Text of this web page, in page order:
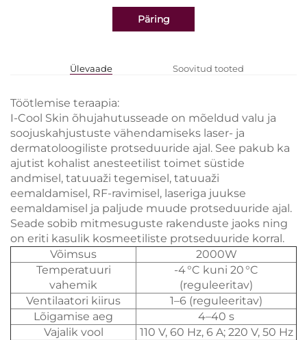
Päring
Ülevaade Soovitud tooted
Töötlemise teraapia:
I-Cool Skin õhujahutusseade on mõeldud valu ja
soojuskahjustuste vähendamiseks laser- ja
dermatoloogiliste protseduuride ajal. See pakub ka
ajutist kohalist anesteetilist toimet süstide
andmisel, tatuuaži tegemisel, tatuuaži
eemaldamisel, RF-ravimisel, laseriga juukse
eemaldamisel ja paljude muude protseduuride ajal.
Seade sobib mitmesuguste rakenduste jaoks ning
on eriti kasulik kosmeetiliste protseduuride korral.
Võimsus
2000W
Temperatuuri
vahemik
-4 °C kuni 20 °C
(reguleeritav)
Ventilaatori kiirus
1–6 (reguleeritav)
Lõigamise aeg
4–40 s
Vajalik vool
110 V, 60 Hz, 6 A; 220 V, 50 Hz